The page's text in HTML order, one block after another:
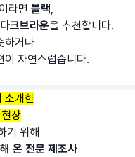
라면 블랙,
다크브라운을 추천합니다.
하거나
이 자연스럽습니다.
소개한
장
기 위해
온 전문 제조사